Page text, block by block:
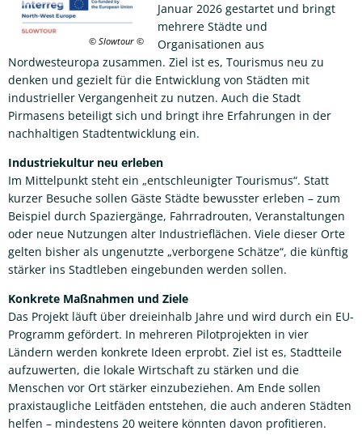
© Slowtour
Januar 2026 gestartet und bringt
mehrere Städte und
Organisationen aus
Nordwesteuropa zusammen. Ziel ist es, Tourismus neu zu
denken und gezielt für die Entwicklung von Städten mit
industrieller Vergangenheit zu nutzen. Auch die Stadt
Pirmasens beteiligt sich und bringt ihre Erfahrungen in der
nachhaltigen Stadtentwicklung ein.
Industriekultur neu erleben
Im Mittelpunkt steht ein „entschleunigter Tourismus“. Statt
kurzer Besuche sollen Gäste Städte bewusster erleben – zum
Beispiel durch Spaziergänge, Fahrradrouten, Veranstaltungen
oder neue Nutzungen alter Industrieflächen. Viele dieser Orte
gelten bisher als ungenutzte „verborgene Schätze“, die künftig
stärker ins Stadtleben eingebunden werden sollen.
Konkrete Maßnahmen und Ziele
Das Projekt läuft über dreieinhalb Jahre und wird durch ein EU-
Programm gefördert. In mehreren Pilotprojekten in vier
Ländern werden konkrete Ideen erprobt. Ziel ist es, Stadtteile
aufzuwerten, die lokale Wirtschaft zu stärken und die
Menschen vor Ort stärker einzubeziehen. Am Ende sollen
praxistaugliche Leitfäden entstehen, die auch anderen Städten
helfen – mindestens 20 weitere könnten davon profitieren.